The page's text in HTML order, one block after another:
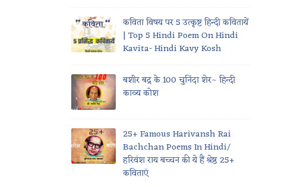
कविता विषय पर 5 उत्कृष्ट हिन्दी कवितायें
| Top 5 Hindi Poem On Hindi
Kavita- Hindi Kavy Kosh
बशीर बद्र के 100 चुनिंदा शेर~ हिन्दी
काव्य कोश
25+ Famous Harivansh Rai
Bachchan Poems In Hindi/
हरिवंश राय बच्चन की ये हैं श्रेष्ठ 25+
कविताएं